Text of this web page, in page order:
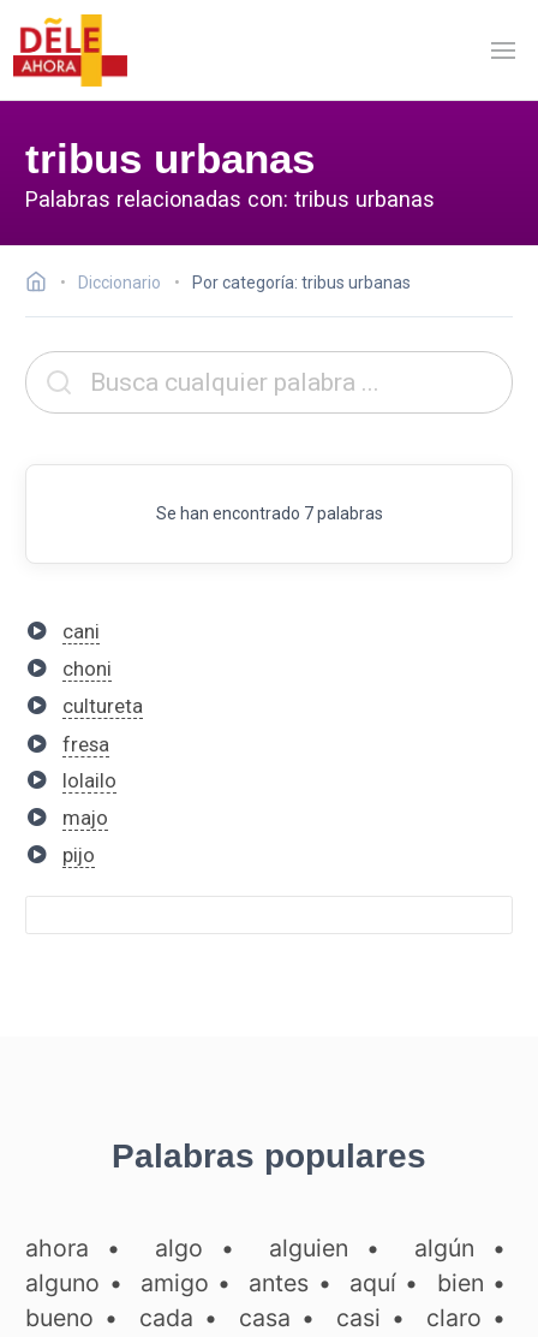
tribus urbanas
Palabras relacionadas con: tribus urbanas
Diccionario Por categoría: tribus urbanas
Se han encontrado 7 palabras
cani
choni
cultureta
fresa
lolailo
majo
pijo
Palabras populares
ahora • algo • alguien • algún •
alguno • amigo • antes • aquí• bien •
bueno • cada • casa • casi • claro •